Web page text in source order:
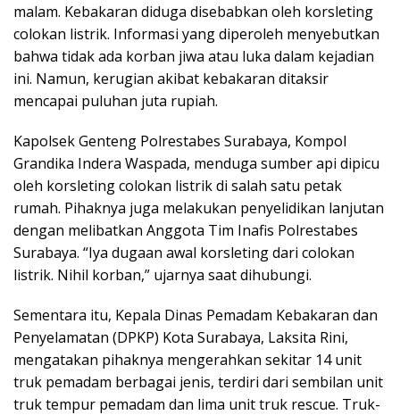
malam. Kebakaran diduga disebabkan oleh korsleting
colokan listrik. Informasi yang diperoleh menyebutkan
bahwa tidak ada korban jiwa atau luka dalam kejadian
ini. Namun, kerugian akibat kebakaran ditaksir
mencapai puluhan juta rupiah.
Kapolsek Genteng Polrestabes Surabaya, Kompol
Grandika Indera Waspada, menduga sumber api dipicu
oleh korsleting colokan listrik di salah satu petak
rumah. Pihaknya juga melakukan penyelidikan lanjutan
dengan melibatkan Anggota Tim Inafis Polrestabes
Surabaya. “Iya dugaan awal korsleting dari colokan
listrik. Nihil korban,” ujarnya saat dihubungi.
Sementara itu, Kepala Dinas Pemadam Kebakaran dan
Penyelamatan (DPKP) Kota Surabaya, Laksita Rini,
mengatakan pihaknya mengerahkan sekitar 14 unit
truk pemadam berbagai jenis, terdiri dari sembilan unit
truk tempur pemadam dan lima unit truk rescue. Truk-